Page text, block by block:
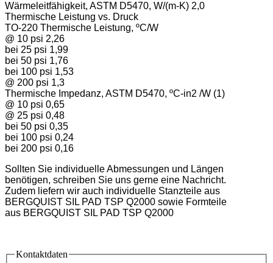
Wärmeleitfähigkeit, ASTM D5470, W/(m-K) 2,0
Thermische Leistung vs. Druck
TO-220 Thermische Leistung, ºC/W
@ 10 psi 2,26
bei 25 psi 1,99
bei 50 psi 1,76
bei 100 psi 1,53
@ 200 psi 1,3
Thermische Impedanz, ASTM D5470, ºC-in2 /W (1)
@ 10 psi 0,65
@ 25 psi 0,48
bei 50 psi 0,35
bei 100 psi 0,24
bei 200 psi 0,16
Sollten Sie individuelle Abmessungen und Längen
benötigen, schreiben Sie uns gerne eine Nachricht.
Zudem liefern wir auch individuelle Stanzteile aus
BERGQUIST SIL PAD TSP Q2000 sowie Formteile
aus BERGQUIST SIL PAD TSP Q2000
Kontaktdaten